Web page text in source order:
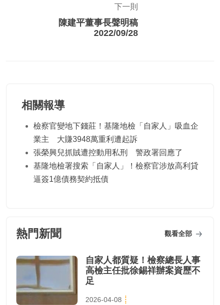
下一則
陳建平董事長聲明稿
2022/09/28
相關報導
檢察官變地下錢莊！基隆地檢「自家人」吸血企
業主 大賺3948萬重利遭起訴
張榮興兒抓賊遭控動用私刑 警政署回應了
基隆地檢署搜索「自家人」！檢察官涉放高利貸
逼簽1億債務契約抵債
熱門新聞 觀看全部
自家人都質疑！檢察總長人事
高檢主任批徐錫祥辦案資歷不
足
2026-04-08